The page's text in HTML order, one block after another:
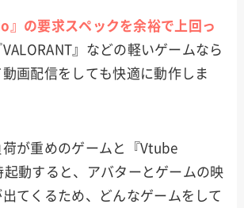
』の要求スペックを余裕で上回っ
』などの軽いゲームなら
画配信をしても快適に動作しま
が重めのゲームと『Vtube
動すると、アバターとゲームの映
てくるため、どんなゲームをして